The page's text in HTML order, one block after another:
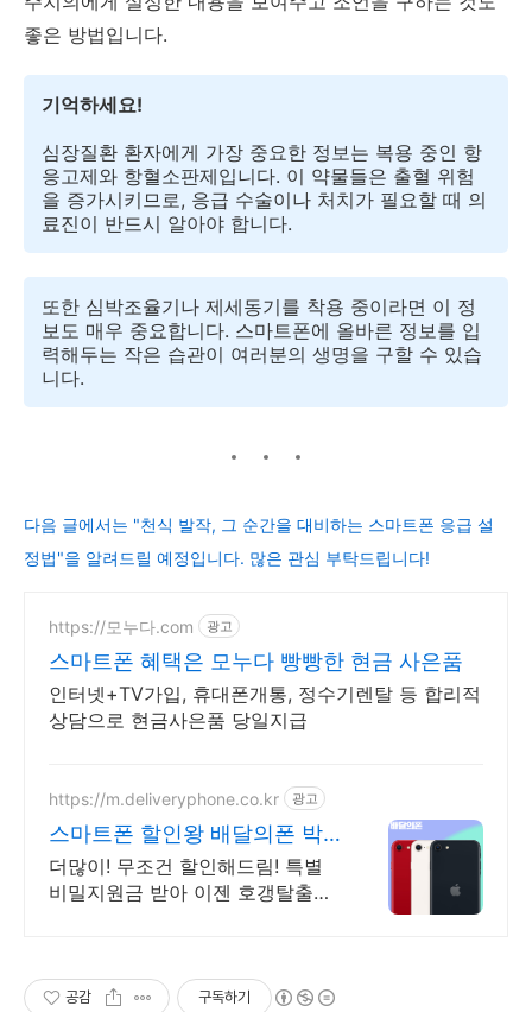
좋은 방법입니다.
기억하세요!
심장질환 환자에게 가장 중요한 정보는 복용 중인 항
응고제와 항혈소판제입니다. 이 약물들은 출혈 위험
을 증가시키므로, 응급 수술이나 처치가 필요할 때 의
료진이 반드시 알아야 합니다.
또한 심박조율기나 제세동기를 착용 중이라면 이 정
보도 매우 중요합니다. 스마트폰에 올바른 정보를 입
력해두는 작은 습관이 여러분의 생명을 구할 수 있습
니다.
다음 글에서는 "천식 발작, 그 순간을 대비하는 스마트폰 응급 설
정법"을 알려드릴 예정입니다. 많은 관심 부탁드립니다!
https://모누다.com 광고
스마트폰 혜택은 모누다 빵빵한 현금 사은품
인터넷+TV가입, 휴대폰개통, 정수기렌탈 등 합리적
상담으로 현금사은품 당일지급
https://m.deliveryphone.co.kr 광고
스마트폰 할인왕 배달의폰 박
리다매! 무조건 더 할인!
더많이! 무조건 할인해드림! 특별
비밀지원금 받아 이젠 호갱탈출하
공감 구독하기